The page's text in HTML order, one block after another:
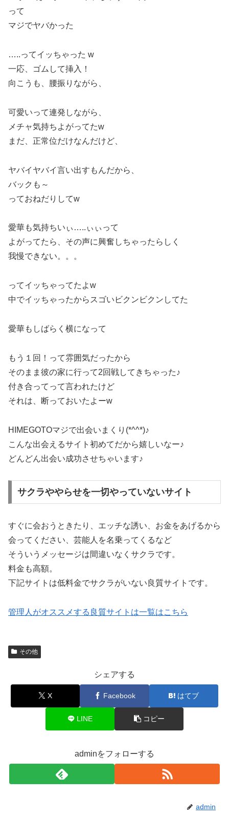
って
マジでヤバかった
…..ってイッちゃった w
一応、ゴムして挿入！
向こうも、腰振りながら、
可愛いって連発しながら、
メチャ気持ちよがってたw
まだ、正常位だけなんだけど、
ヤバイヤバイ言い出すもんだから、
バックも～
っておねだりしてw
愛華も気持ちいぃ…..ぃぃって
よがってたら、その声に興奮しちゃったらしく
我慢できない。。。
ってイッちゃってたよw
中でイッちゃったからスゴいビクンビクンしてた
愛華もしばらく横になって
もう１回！って雰囲気だったから
そのまま彼の家に行って2回戦してきちゃった♪
付き合ってって言われたけど
それは、断っておいたよーw
HIMEGOTOマジで出会いまくり(*^^*)♪
こんな出会えるサイト初めてだから嬉しいなー♪
どんどん出会い成功させちゃいます♪
サクラややらせを一切やっていないサイト
すぐに会おうときたり、エッチな誘い、お金をあげるから
会ってください、芸能人を名乗ってくるなど
そういうメッセージは間違いなくサクラです。
料金も高額。
下記サイトは低料金でサクラがいない良質サイトです。
管理人がオススメする良質サイトは一覧はこちら
その他
シェアする
X Facebook はてブ
LINE コピー
adminをフォローする
admin